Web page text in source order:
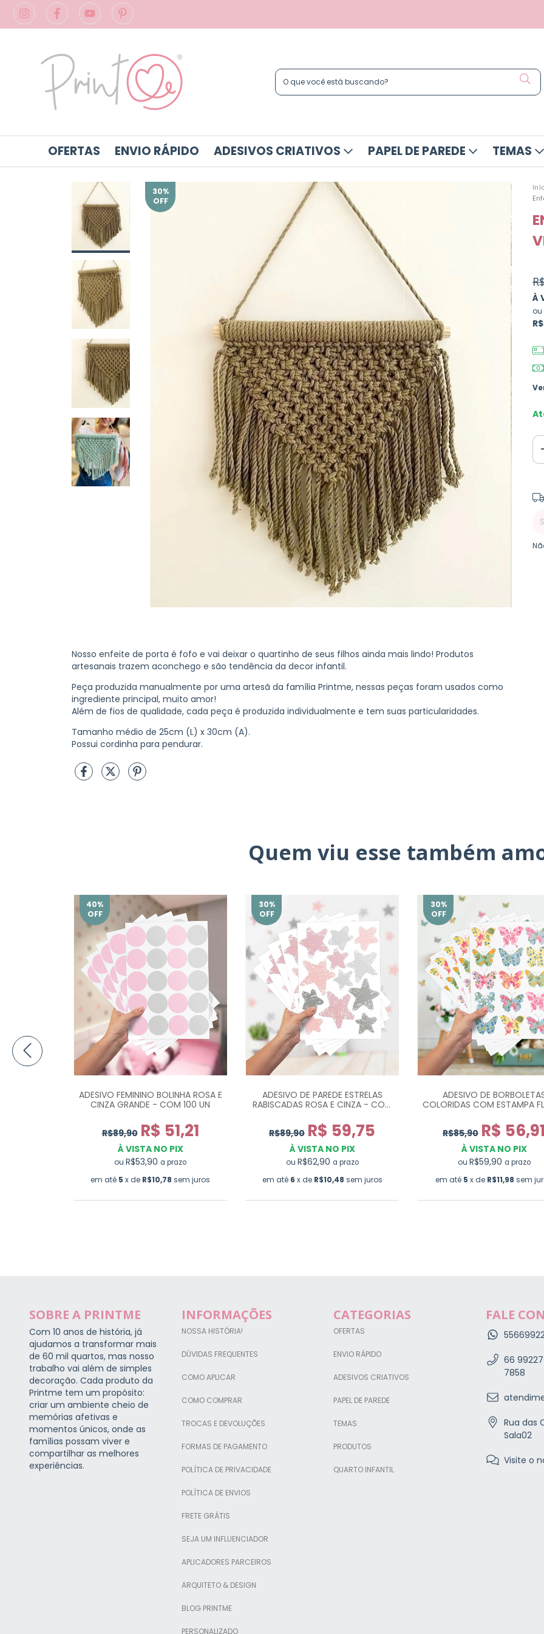
OFERTAS ENVIO RÁPIDO ADESIVOS CRIATIVOS PAPEL DE PAREDE TEMAS
30%
OFF
Nosso enfeite de porta é fofo e vai deixar o quartinho de seus filhos ainda mais lindo! Produtos
artesanais trazem aconchego e são tendência da decor infantil.
Peça produzida manualmente por uma artesã da família Printme, nessas peças foram usados como
ingrediente principal, muito amor!
Além de fios de qualidade, cada peça é produzida individualmente e tem suas particularidades.
Tamanho médio de 25cm (L) x 30cm (A).
Possui cordinha para pendurar.
À
ou
Quem viu esse também
40%
OFF
ADESIVO FEMININO BOLINHA ROSA E
CINZA GRANDE - COM 100 UN
R$89,90 R$ 51,21
À VISTA NO PIX
ou R$53,90 a prazo
em até 5 x de R$10,78 sem juros
30%
OFF
ADESIVO DE PAREDE ESTRELAS
RABISCADAS ROSA E CINZA - COM
R$89,90 R$ 59,75
À VISTA NO PIX
ou R$62,90 a prazo
em até 6 x de R$10,48 sem juros
30%
OFF
ADESIVO DE
COLORIDAS COM ESTAMPA
R$85,90 R$ 56,91
À VISTA NO PIX
ou R$59,90 a prazo
em até 5 x de R$11,98 sem
SOBRE A PRINTME
Com 10 anos de história, já
ajudamos a transformar mais
de 60 mil quartos, mas nosso
trabalho vai além de simples
decoração. Cada produto da
Printme tem um propósito:
criar um ambiente cheio de
memórias afetivas e
momentos únicos, onde as
famílias possam viver e
compartilhar as melhores
experiências.
INFORMAÇÕES
NOSSA HISTÓRIA!
DÚVIDAS FREQUENTES
COMO APLICAR
COMO COMPRAR
TROCAS E DEVOLUÇÕES
FORMAS DE PAGAMENTO
POLÍTICA DE PRIVACIDADE
POLÍTICA DE ENVIOS
FRETE GRÁTIS
SEJA UM INFLUENCIADOR
APLICADORES PARCEIROS
ARQUITETO & DESIGN
BLOG PRINTME
PERSONALIZADO
CATEGORIAS
OFERTAS
ENVIO RÁPIDO
ADESIVOS CRIATIVOS
PAPEL DE PAREDE
TEMAS
PRODUTOS
QUARTO INFANTIL
FALE
66
7858
Rua das
Sala02
Visite o